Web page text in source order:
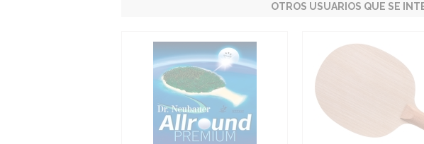
OTROS USUARIOS QUE SE